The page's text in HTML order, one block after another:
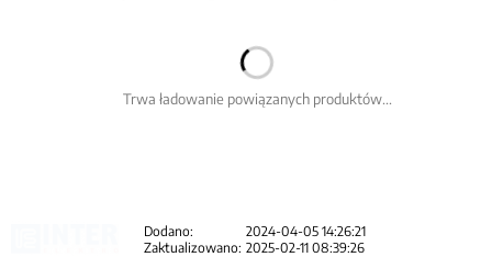
Trwa ładowanie powiązanych produktów...
Dodano:
2024-04-05 14:26:21
Zaktualizowano: 2025-02-11 08:39:26